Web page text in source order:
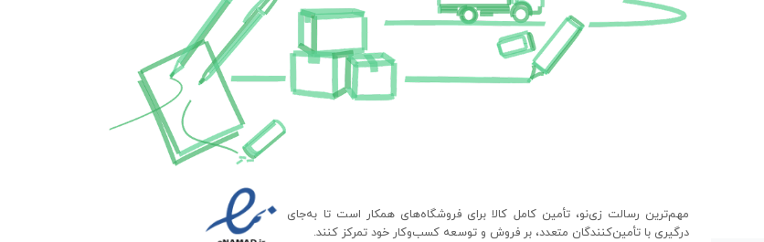
مهم‌ترین رسالت زی‌نو، تأمین کامل کالا برای فروشگاه‌های همکار است تا به‌جای
درگیری با تأمین‌کنندگان متعدد، بر فروش و توسعه کسب‌وکار خود تمرکز کنند.